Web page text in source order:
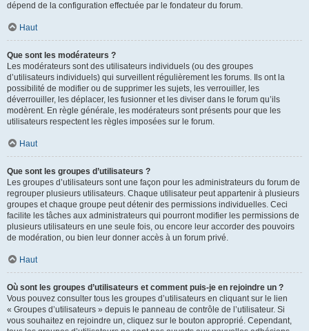
dépend de la configuration effectuée par le fondateur du forum.
Haut
Que sont les modérateurs ?
Les modérateurs sont des utilisateurs individuels (ou des groupes
d’utilisateurs individuels) qui surveillent régulièrement les forums. Ils ont la
possibilité de modifier ou de supprimer les sujets, les verrouiller, les
déverrouiller, les déplacer, les fusionner et les diviser dans le forum qu’ils
modèrent. En règle générale, les modérateurs sont présents pour que les
utilisateurs respectent les règles imposées sur le forum.
Haut
Que sont les groupes d’utilisateurs ?
Les groupes d’utilisateurs sont une façon pour les administrateurs du forum de
regrouper plusieurs utilisateurs. Chaque utilisateur peut appartenir à plusieurs
groupes et chaque groupe peut détenir des permissions individuelles. Ceci
facilite les tâches aux administrateurs qui pourront modifier les permissions de
plusieurs utilisateurs en une seule fois, ou encore leur accorder des pouvoirs
de modération, ou bien leur donner accès à un forum privé.
Haut
Où sont les groupes d’utilisateurs et comment puis-je en rejoindre un ?
Vous pouvez consulter tous les groupes d’utilisateurs en cliquant sur le lien
« Groupes d’utilisateurs » depuis le panneau de contrôle de l’utilisateur. Si
vous souhaitez en rejoindre un, cliquez sur le bouton approprié. Cependant,